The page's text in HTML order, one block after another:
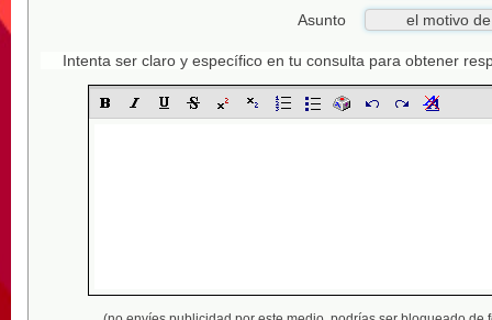
Asunto
Intenta ser claro y específico en tu consulta para obtener